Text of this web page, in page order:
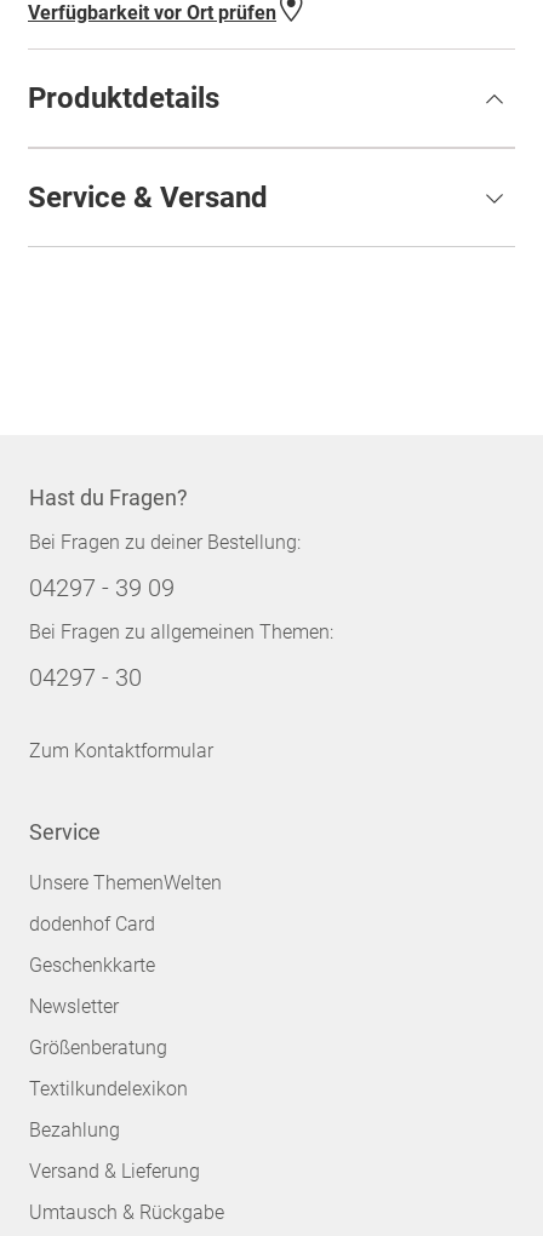
Verfügbarkeit vor Ort prüfen
Produktdetails
Service & Versand
Hast du Fragen?
Bei Fragen zu deiner Bestellung:
04297 - 39 09
Bei Fragen zu allgemeinen Themen:
04297 - 30
Zum Kontaktformular
Service
Unsere ThemenWelten
dodenhof Card
Geschenkkarte
Newsletter
Größenberatung
Textilkundelexikon
Bezahlung
Versand & Lieferung
Umtausch & Rückgabe